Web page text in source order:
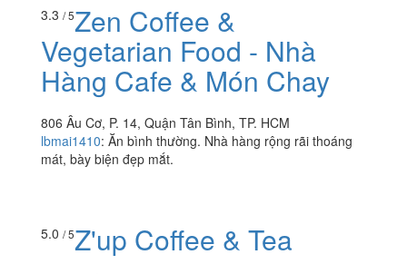
3.3 / 5Zen Coffee &
Vegetarian Food - Nhà
Hàng Cafe & Món Chay
806 Âu Cơ, P. 14, Quận Tân Bình, TP. HCM
lbmai1410: Ăn bình thường. Nhà hàng rộng rãi thoáng
mát, bày biện đẹp mắt.
5.0 / 5Z'up Coffee & Tea